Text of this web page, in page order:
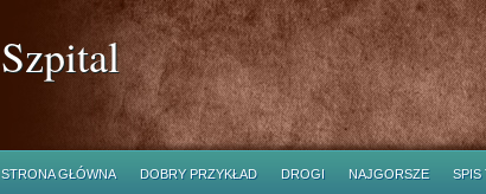
Szpital
STRONA GŁÓWNA DOBRY PRZYKŁAD DROGI NAJGORSZE SPIS